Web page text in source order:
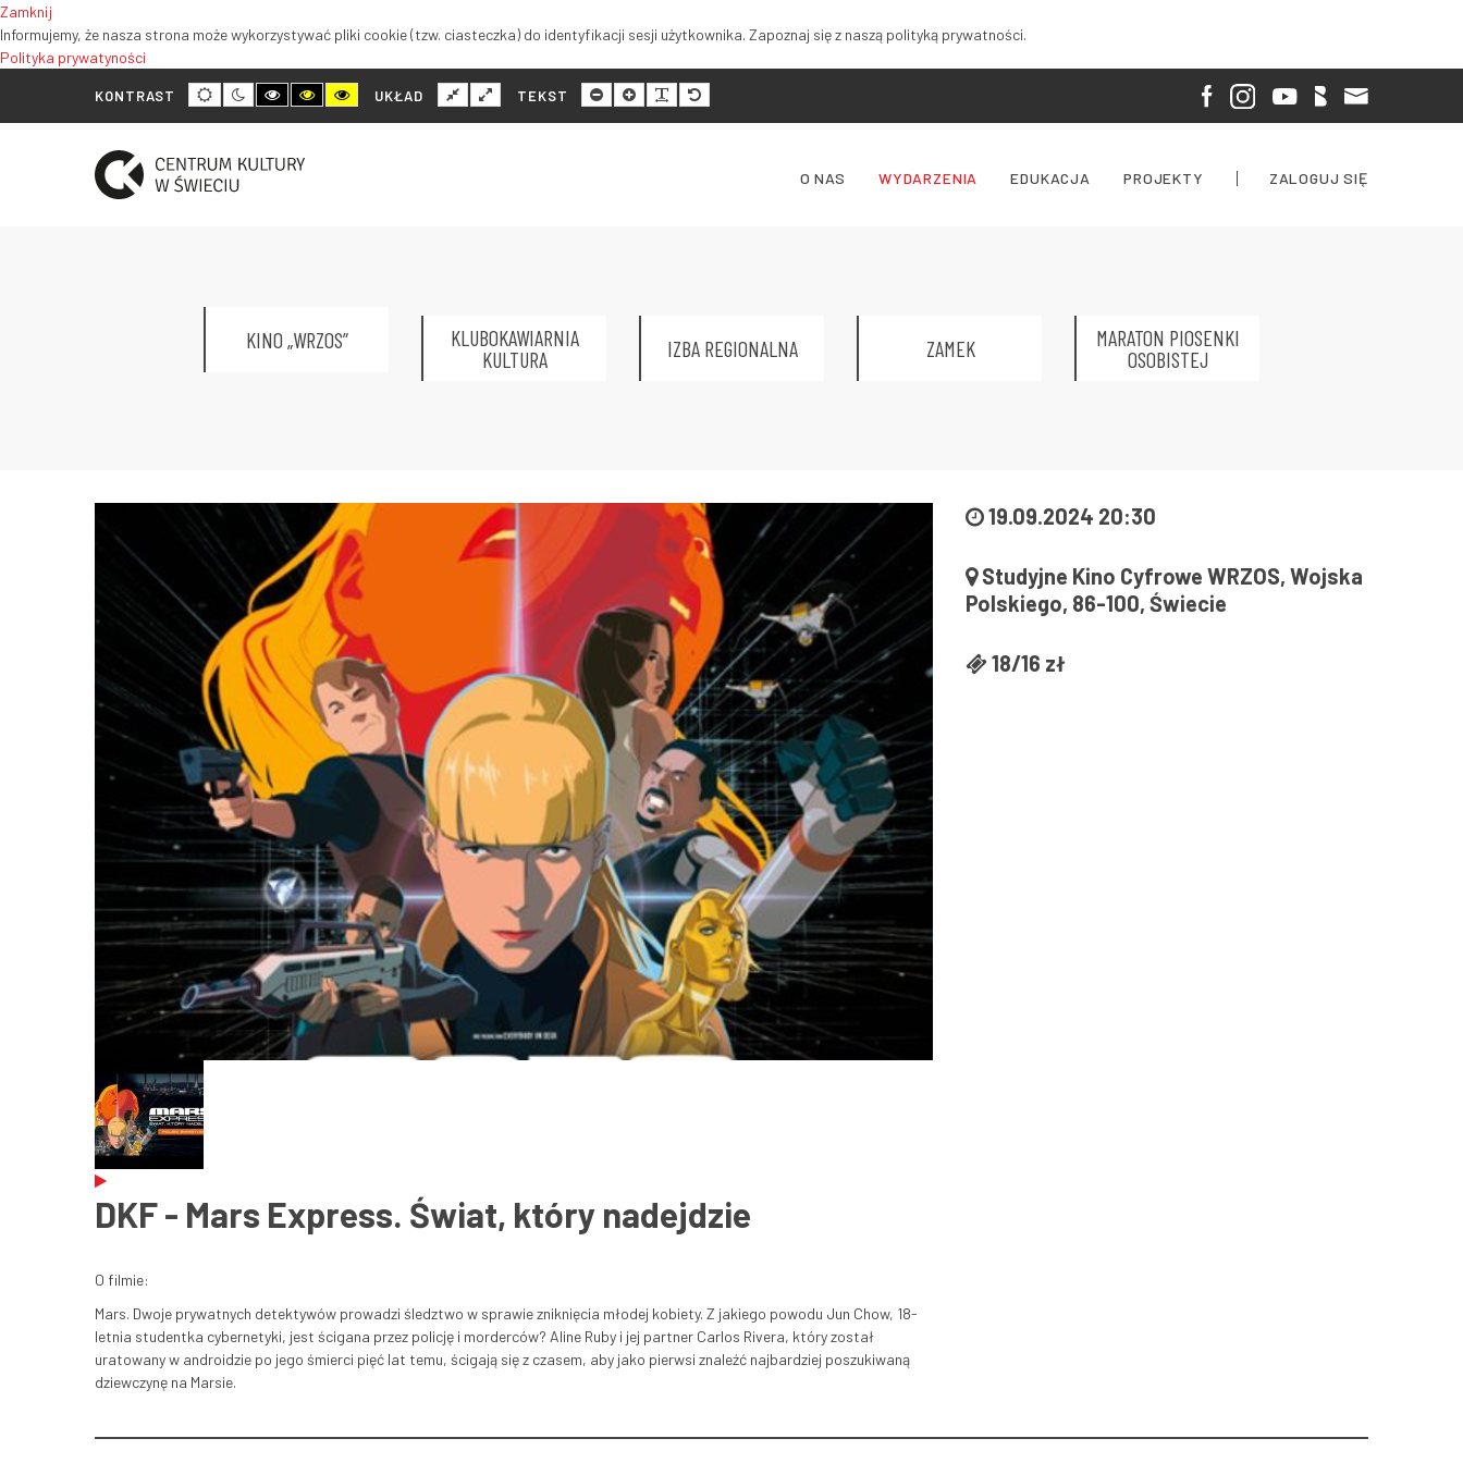
Zamknij
Informujemy, że nasza strona może wykorzystywać pliki cookie (tzw. ciasteczka) do identyfikacji sesji użytkownika. Zapoznaj się z naszą polityką prywatności.
Polityka prywatyności
KONTRAST
Tryb
domyślny
Tryb
nocny
Tryb
wysokiego
kontrastu
biały
Tryb
wysokiego
kontrastu
Tryb
wysokiego
kontrastu
UKŁAD
Normalny
układ
Szeroki
układ
TEKST
Mniejszy
rozmiar
tekstu
Większy
rozmiar
tekstu
Czytelność
tekstu
Domyślny
rozmiar
tekstu
O NAS WYDARZENIA EDUKACJA PROJEKTY ZALOGUJ SIĘ
KINO „WRZOS”
KLUBOKAWIARNIA
KULTURA
IZBA REGIONALNA ZAMEK
MARATON PIOSENKI
OSOBISTEJ
DKF - Mars Express. Świat, który nadejdzie
O filmie:
Mars. Dwoje prywatnych detektywów prowadzi śledztwo w sprawie zniknięcia młodej kobiety. Z jakiego powodu Jun Chow, 18-
letnia studentka cybernetyki, jest ścigana przez policję i morderców? Aline Ruby i jej partner Carlos Rivera, który został
uratowany w androidzie po jego śmierci pięć lat temu, ścigają się z czasem, aby jako pierwsi znaleźć najbardziej poszukiwaną
dziewczynę na Marsie.
19.09.2024 20:30
Studyjne Kino Cyfrowe WRZOS, Wojska
Polskiego, 86-100, Świecie
18/16 zł